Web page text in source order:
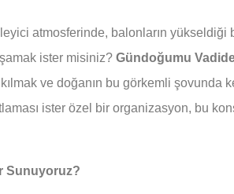
atmosferinde, balonların
ister misiniz? Gündoğumu
kılmak ve doğanın bu görkemli şovunda
ister özel bir organizasyon, bu
Sunuyoruz?